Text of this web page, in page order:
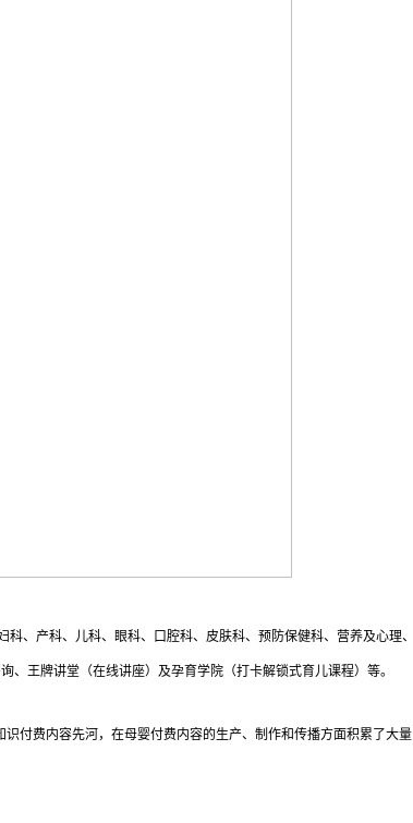
、产科、儿科、眼科、口腔科、皮肤科、预防保健科、营养及心理、
王牌讲堂（在线讲座）及孕育学院（打卡解锁式育儿课程）等。
付费内容先河，在母婴付费内容的生产、制作和传播方面积累了大量